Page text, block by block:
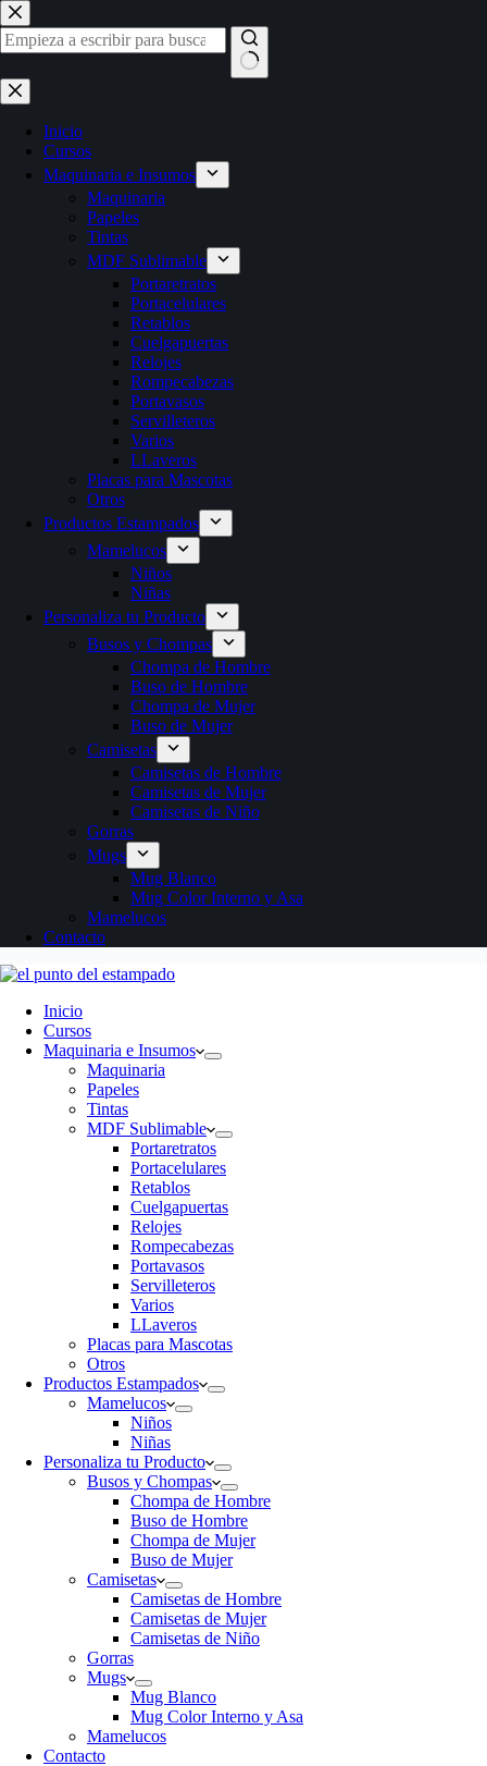
Inicio
Cursos
Maquinaria e Insumos
Maquinaria
Papeles
Tintas
MDF Sublimable
Portaretratos
Portacelulares
Retablos
Cuelgapuertas
Relojes
Rompecabezas
Portavasos
Servilleteros
Varios
LLaveros
Placas para Mascotas
Otros
Productos Estampados
Mamelucos
Niños
Niñas
Personaliza tu Producto
Busos y Chompas
Chompa de Hombre
Buso de Hombre
Chompa de Mujer
Buso de Mujer
Camisetas
Camisetas de Hombre
Camisetas de Mujer
Camisetas de Niño
Gorras
Mugs
Mug Blanco
Mug Color Interno y Asa
Mamelucos
Contacto
Inicio
Cursos
Maquinaria e Insumos
Maquinaria
Papeles
Tintas
MDF Sublimable
Portaretratos
Portacelulares
Retablos
Cuelgapuertas
Relojes
Rompecabezas
Portavasos
Servilleteros
Varios
LLaveros
Placas para Mascotas
Otros
Productos Estampados
Mamelucos
Niños
Niñas
Personaliza tu Producto
Busos y Chompas
Chompa de Hombre
Buso de Hombre
Chompa de Mujer
Buso de Mujer
Camisetas
Camisetas de Hombre
Camisetas de Mujer
Camisetas de Niño
Gorras
Mugs
Mug Blanco
Mug Color Interno y Asa
Mamelucos
Contacto